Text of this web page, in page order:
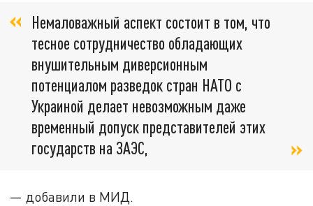
Немаловажный аспект состоит в том, что
тесное сотрудничество обладающих
внушительным диверсионным
потенциалом разведок стран НАТО с
Украиной делает невозможным даже
временный допуск представителей этих
государств на ЗАЭС,
— добавили в МИД.